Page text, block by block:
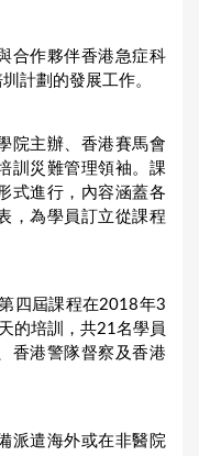
合作夥伴香港急症科
計劃的發展工作。
院主辦、香港賽馬會
訓災難管理領袖。課
式進行，內容涵蓋各
，為學員訂立從課程
四屆課程在2018年3
的培訓，共21名學員
香港警隊督察及香港
派遣海外或在非醫院